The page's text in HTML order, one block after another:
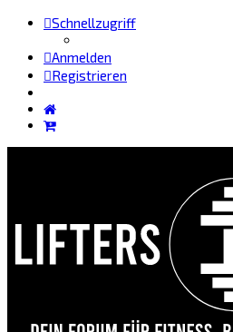
Schnellzugriff
Anmelden
Registrieren